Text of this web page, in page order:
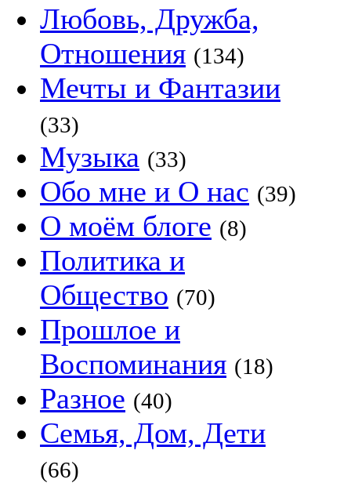
Любовь, Дружба,
Отношения (134)
Мечты и Фантазии
(33)
Музыка (33)
Обо мне и О нас (39)
О моём блоге (8)
Политика и
Общество (70)
Прошлое и
Воспоминания (18)
Разное (40)
Семья, Дом, Дети
(66)